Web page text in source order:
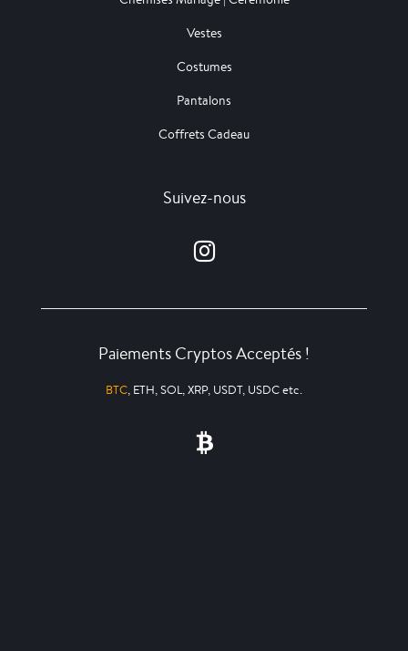
Vestes
Costumes
Pantalons
Coffrets Cadeau
Suivez-nous
Paiements Cryptos Acceptés !
BTC, ETH, SOL, XRP, USDT, USDC etc.